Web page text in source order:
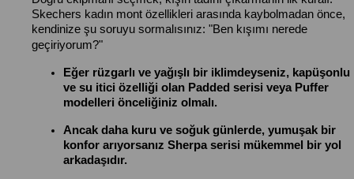
Skechers kadın mont özellikleri arasında kaybolmadan önce,
kendinize şu soruyu sormalısınız: "Ben kışımı nerede
geçiriyorum?"
Eğer rüzgarlı ve yağışlı bir iklimdeyseniz, kapüşonlu
ve su itici özelliği olan Padded serisi veya Puffer
modelleri önceliğiniz olmalı.
Ancak daha kuru ve soğuk günlerde, yumuşak bir
konfor arıyorsanız Sherpa serisi mükemmel bir yol
arkadaşıdır.